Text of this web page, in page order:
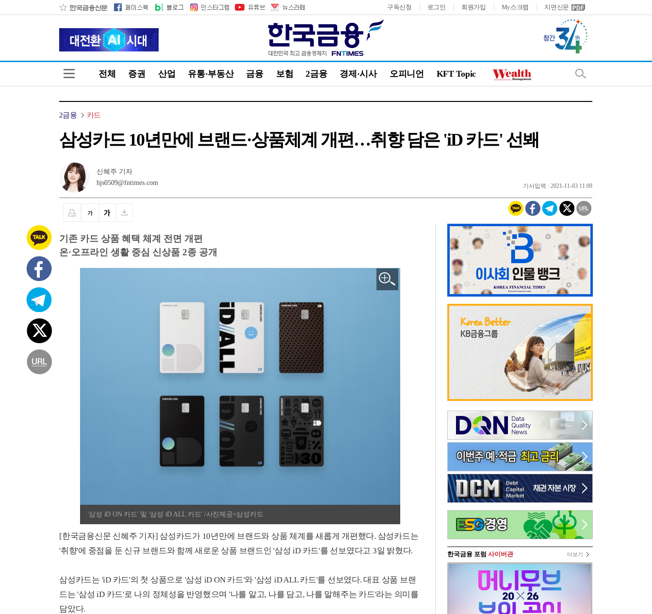
구독신청 로그인 회원가입 My스크랩 지면신문
전체 증권 산업 유통·부동산 금융 보험 2금융 경제·시사 오피니언 KFT Topic
2금융 카드
삼성카드 10년만에 브랜드·상품체계 개편…취향 담은 'iD 카드' 선봬
신혜주 기자
hjs0509@fntimes.com
기사입력 : 2021-11-03 11:09
기존 카드 상품 혜택 체계 전면 개편
온·오프라인 생활 중심 신상품 2종 공개
'삼성 iD ON 카드' 및 '삼성 iD ALL 카드' /사진제공=삼성카드
[한국금융신문 신혜주 기자] 삼성카드가 10년만에 브랜드와 상품 체계를 새롭게 개편했다. 삼성카드는
'취향'에 중점을 둔 신규 브랜드와 함께 새로운 상품 브랜드인 '삼성 iD 카드'를 선보였다고 3일 밝혔다.
삼성카드는 'iD 카드'의 첫 상품으로 '삼성 iD ON 카드'와 '삼성 iD ALL 카드'를 선보였다. 대표 상품 브랜
드는 '삼성 iD 카드'로 나의 정체성을 반영했으며 '나를 알고, 나를 담고, 나를 말해주는 카드'라는 의미를
담았다.
한국금융 포럼 사이버관 더보기